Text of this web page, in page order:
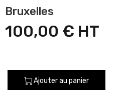
Bruxelles
100,00 €
Ajouter au panier